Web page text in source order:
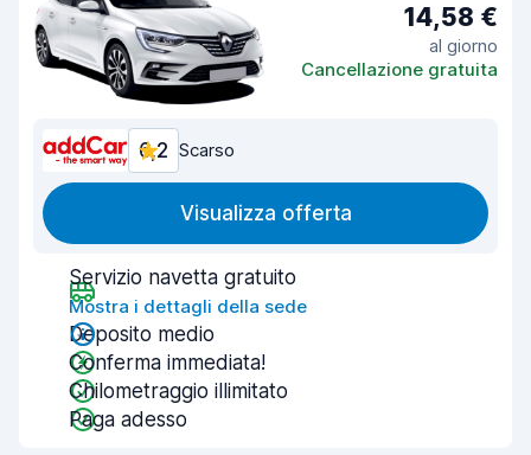
14,58 €
al giorno
Cancellazione gratuita
6,2 Scarso
Visualizza offerta
Servizio navetta gratuito
Mostra i dettagli della sede
Deposito medio
Conferma immediata!
Chilometraggio illimitato
Paga adesso